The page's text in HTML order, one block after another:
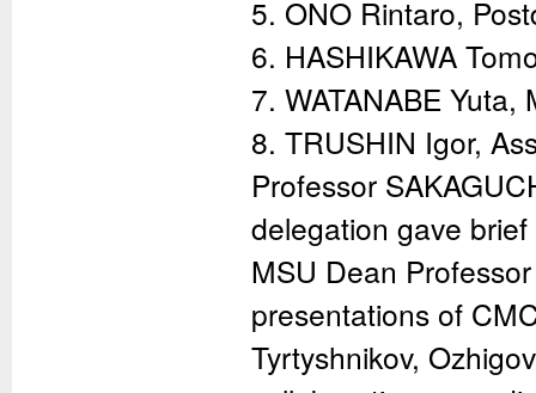
5. ONO Rintaro,
6. HASHIKAWA
7. WATANABE
8. TRUSHIN Igor,
Professor
delegation gave
MSU Dean
presentations of
Tyrtyshnikov,